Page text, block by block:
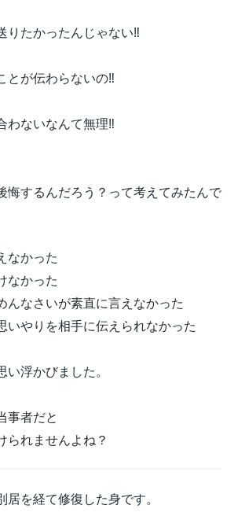
りたかったんじゃない‼️
とが伝わらないの‼️
わないなんて無理‼️
悔するんだろう？って考えてみたんで
なかった
なかった
なさいが素直に言えなかった
やりを相手に伝えられなかった
浮かびました。
事者だと
られませんよね？
を経て修復した身です。